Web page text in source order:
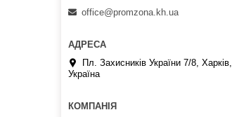
office@promzona.kh.ua
Пл. Захисників України 7/8, Харків,
Україна